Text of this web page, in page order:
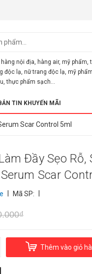
hàng nội địa, hàng air, mỹ phẩm,
độc lạ, nữ trang độc lạ, mỹ
,thực phẩm sạch...
TIN KHUYẾN MÃI
Scar Control 5ml
Đầy Sẹo Rỗ,
Scar
Mã SP:
Thêm vào giỏ